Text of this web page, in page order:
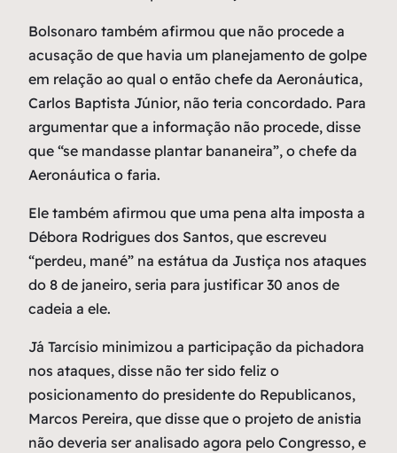
Bolsonaro também afirmou que não procede a
acusação de que havia um planejamento de golpe
em relação ao qual o então chefe da Aeronáutica,
Carlos Baptista Júnior, não teria concordado. Para
argumentar que a informação não procede, disse
que “se mandasse plantar bananeira”, o chefe da
Aeronáutica o faria.
Ele também afirmou que uma pena alta imposta a
Débora Rodrigues dos Santos, que escreveu
“perdeu, mané” na estátua da Justiça nos ataques
do 8 de janeiro, seria para justificar 30 anos de
cadeia a ele.
Já Tarcísio minimizou a participação da pichadora
nos ataques, disse não ter sido feliz o
posicionamento do presidente do Republicanos,
Marcos Pereira, que disse que o projeto de anistia
não deveria ser analisado agora pelo Congresso, e